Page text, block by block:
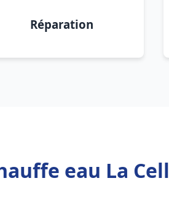
Réparation
eau La